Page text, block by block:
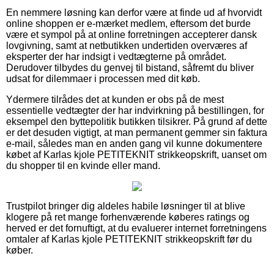
En nemmere løsning kan derfor være at finde ud af hvorvidt
online shoppen er e-mærket medlem, eftersom det burde
være et sympol på at online forretningen accepterer dansk
lovgivning, samt at netbutikken undertiden overværes af
eksperter der har indsigt i vedtægterne på området.
Derudover tilbydes du genvej til bistand, såfremt du bliver
udsat for dilemmaer i processen med dit køb.
Ydermere tilrådes det at kunden er obs på de mest
essentielle vedtægter der har indvirkning på bestillingen, for
eksempel den byttepolitik butikken tilsikrer. På grund af dette
er det desuden vigtigt, at man permanent gemmer sin faktura
e-mail, således man en anden gang vil kunne dokumentere
købet af Karlas kjole PETITEKNIT strikkeopskrift, uanset om
du shopper til en kvinde eller mand.
Trustpilot bringer dig aldeles habile løsninger til at blive
klogere på ret mange forhenværende køberes ratings og
herved er det fornuftigt, at du evaluerer internet forretningens
omtaler af Karlas kjole PETITEKNIT strikkeopskrift før du
køber.